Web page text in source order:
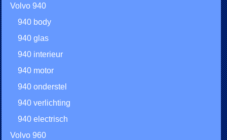
Volvo 940
940 body
940 glas
940 interieur
940 motor
940 onderstel
940 verlichting
940 electrisch
Volvo 960